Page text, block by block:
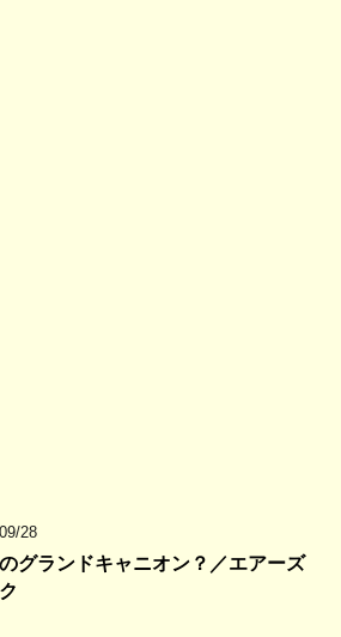
28
グランドキャニオン？／エアーズ